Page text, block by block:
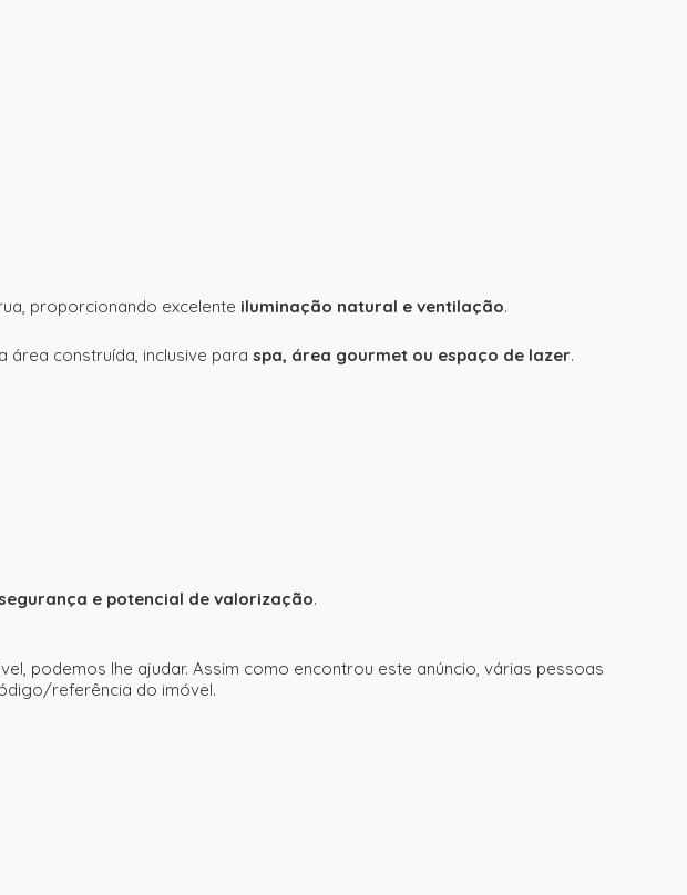
proporcionando excelente iluminação natural e ventilação.
área construída, inclusive para spa, área gourmet ou espaço de lazer.
e potencial de valorização.
podemos lhe ajudar. Assim como encontrou este anúncio, várias pessoas
referência do imóvel.